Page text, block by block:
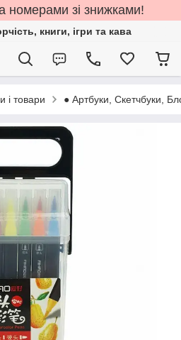
номерами зі знижками!
книги, ігри та кава
і товари ● Артбуки, Скетчбуки,